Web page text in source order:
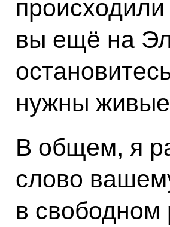
вы ещё на
нужны
В общем, я
слово
в